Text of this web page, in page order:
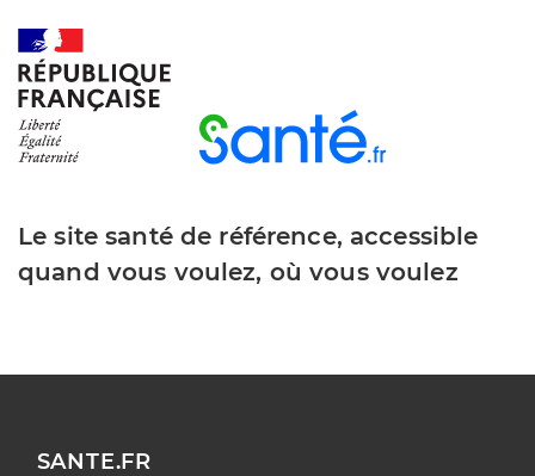
Le site santé de référence, accessible
quand vous voulez, où vous voulez
SANTE.FR